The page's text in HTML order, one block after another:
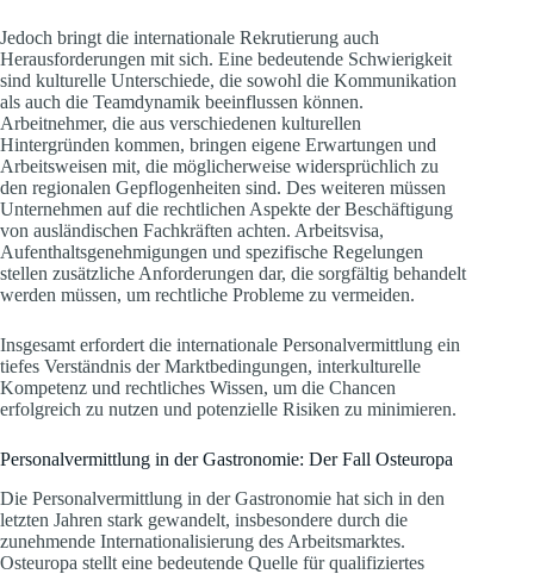
Jedoch bringt die internationale Rekrutierung auch
Herausforderungen mit sich. Eine bedeutende Schwierigkeit
sind kulturelle Unterschiede, die sowohl die Kommunikation
als auch die Teamdynamik beeinflussen können.
Arbeitnehmer, die aus verschiedenen kulturellen
Hintergründen kommen, bringen eigene Erwartungen und
Arbeitsweisen mit, die möglicherweise widersprüchlich zu
den regionalen Gepflogenheiten sind. Des weiteren müssen
Unternehmen auf die rechtlichen Aspekte der Beschäftigung
von ausländischen Fachkräften achten. Arbeitsvisa,
Aufenthaltsgenehmigungen und spezifische Regelungen
stellen zusätzliche Anforderungen dar, die sorgfältig behandelt
werden müssen, um rechtliche Probleme zu vermeiden.
Insgesamt erfordert die internationale Personalvermittlung ein
tiefes Verständnis der Marktbedingungen, interkulturelle
Kompetenz und rechtliches Wissen, um die Chancen
erfolgreich zu nutzen und potenzielle Risiken zu minimieren.
Personalvermittlung in der Gastronomie: Der Fall Osteuropa
Die Personalvermittlung in der Gastronomie hat sich in den
letzten Jahren stark gewandelt, insbesondere durch die
zunehmende Internationalisierung des Arbeitsmarktes.
Osteuropa stellt eine bedeutende Quelle für qualifiziertes